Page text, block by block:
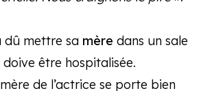
dû mettre sa mère dans un sale
être hospitalisée.
de l’actrice se porte bien